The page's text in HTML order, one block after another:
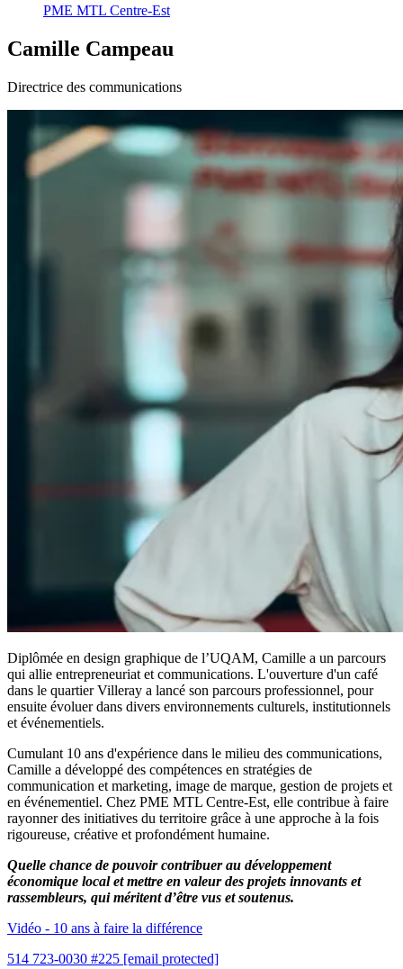
PME MTL Centre-Est
Camille Campeau
Directrice des communications
Diplômée en design graphique de l’UQAM, Camille a un parcours
qui allie entrepreneuriat et communications. L'ouverture d'un café
dans le quartier Villeray a lancé son parcours professionnel, pour
ensuite évoluer dans divers environnements culturels, institutionnels
et événementiels.
Cumulant 10 ans d'expérience dans le milieu des communications,
Camille a développé des compétences en stratégies de
communication et marketing, image de marque, gestion de projets et
en événementiel. Chez PME MTL Centre-Est, elle contribue à faire
rayonner des initiatives du territoire grâce à une approche à la fois
rigoureuse, créative et profondément humaine.
Quelle chance de pouvoir contribuer au développement
économique local et mettre en valeur des projets innovants et
rassembleurs, qui méritent d’être vus et soutenus.
Vidéo - 10 ans à faire la différence
514 723-0030 #225 [email protected]